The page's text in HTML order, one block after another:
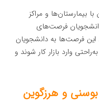
بیمارستان‌ها و مراکز
فرصت‌های
این فرصت‌ها به دانشجویان
وارد بازار کار شوند و
و هرزگوین